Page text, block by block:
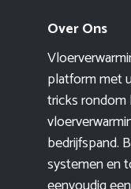
Over Ons
platform met
tricks rondom
bedrijfspand.
systemen en